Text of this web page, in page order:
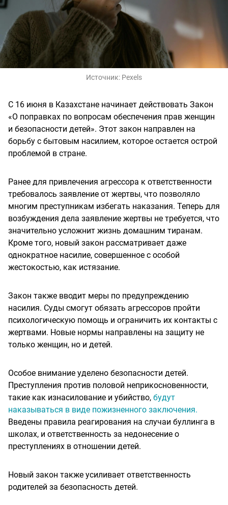
Источник: Pexels
С 16 июня в Казахстане начинает действовать Закон
«О поправках по вопросам обеспечения прав женщин
и безопасности детей». Этот закон направлен на
борьбу с бытовым насилием, которое остается острой
проблемой в стране.
Ранее для привлечения агрессора к ответственности
требовалось заявление от жертвы, что позволяло
многим преступникам избегать наказания. Теперь для
возбуждения дела заявление жертвы не требуется, что
значительно усложнит жизнь домашним тиранам.
Кроме того, новый закон рассматривает даже
однократное насилие, совершенное с особой
жестокостью, как истязание.
Закон также вводит меры по предупреждению
насилия. Суды смогут обязать агрессоров пройти
психологическую помощь и ограничить их контакты с
жертвами. Новые нормы направлены на защиту не
только женщин, но и детей.
Особое внимание уделено безопасности детей.
Преступления против половой неприкосновенности,
такие как изнасилование и убийство, будут
наказываться в виде пожизненного заключения.
Введены правила реагирования на случаи буллинга в
школах, и ответственность за недонесение о
преступлениях в отношении детей.
Новый закон также усиливает ответственность
родителей за безопасность детей.